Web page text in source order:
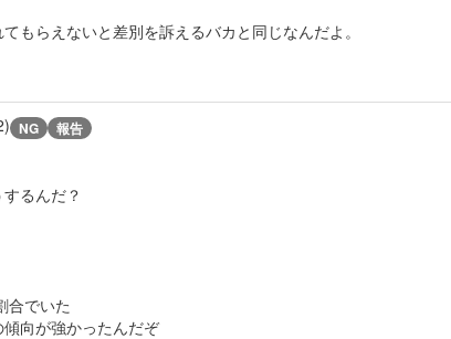
もらえないと差別を訴えるバカと同じなんだよ。
NG 報告
るんだ？
合でいた
向が強かったんだぞ